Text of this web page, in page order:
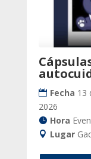
Fecha 13
2026
Hora
Lugar